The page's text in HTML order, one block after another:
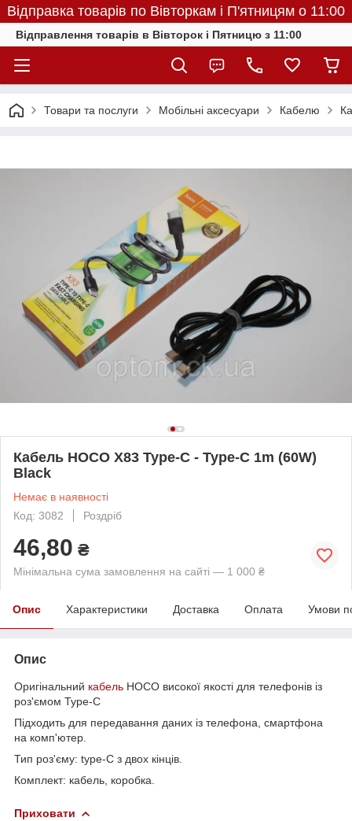
Відправка товарів по Вівторкам і П'ятницям о 11:00
Відправлення товарів в Вівторок і Пятницю з 11:00
Товари та послуги Мобільні аксесуари Кабелю
Кабель HOCO X83 Type-C - Type-C 1m (60W)
Black
Немає в наявності
Код: 3082
Роздріб
46,80 ₴
Мінімальна сума замовлення на сайті — 1 000 ₴
Опис Характеристики Доставка Оплата Умови
Опис
Оригінальний кабель HOCO високої якості для телефонів із
роз'ємом Type-C
Підходить для передавання даних із телефона, смартфона
на комп'ютер.
Тип роз'єму: type-C з двох кінців.
Комплект: кабель, коробка.
Приховати